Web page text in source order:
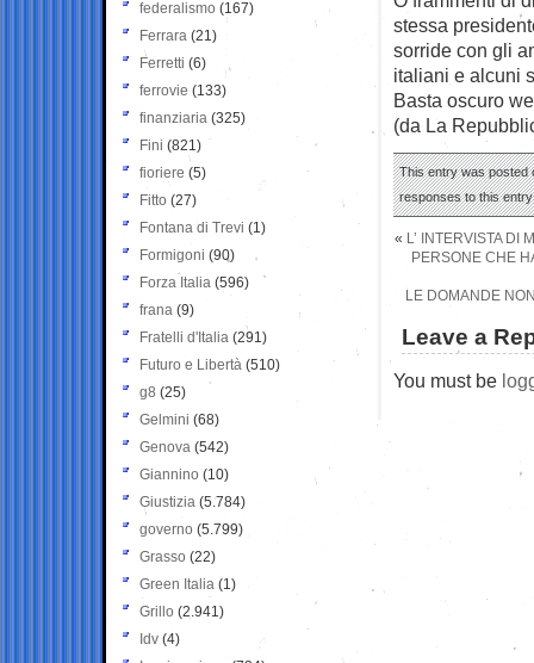
stessa
sorride con gli
italiani e alcuni
Basta oscuro
(da La
This entry was posted
responses to this
« L’ INTERVISTA DI
PERSONE CHE
LE DOMANDE
Leave a
You must be
federalismo (167)
Ferrara (21)
Ferretti (6)
ferrovie (133)
finanziaria (325)
Fini (821)
fioriere (5)
Fitto (27)
Fontana di Trevi (1)
Formigoni (90)
Forza Italia (596)
frana (9)
Fratelli d'Italia (291)
Futuro e Libertà (510)
g8 (25)
Gelmini (68)
Genova (542)
Giannino (10)
Giustizia (5.784)
governo (5.799)
Grasso (22)
Green Italia (1)
Grillo (2.941)
Idv (4)